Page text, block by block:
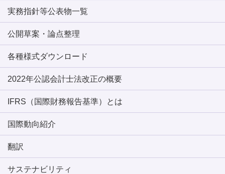
実務指針等公表物一覧
公開草案・論点整理
各種様式ダウンロード
2022年公認会計士法改正の概要
IFRS（国際財務報告基準）とは
国際動向紹介
翻訳
サステナビリティ